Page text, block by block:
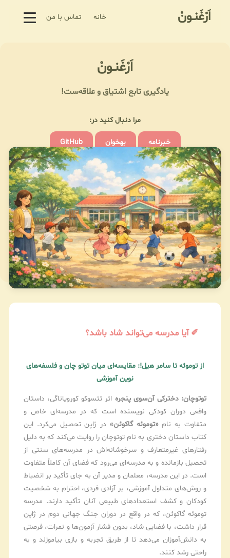
اَرْغَنـونْ خانه تماس با من
اَرْغَنـونْ
یادگیری تابع اشتیاق و علاقه‌ست!
مرا دنبال کنید در:
خبرنامه بهخوان GitHub
✐ آیا مدرسه می‌تواند شاد باشد؟
از توموئه تا سامر هیل!: مقایسه‌ای میان توتو چان و فلسفه‌های
نوین آموزشی
توتوچان: دخترکی آن‌سوی پنجره اثر تتسوکو کورویاناگی، داستان
واقعی دوران کودکی نویسنده است که در مدرسه‌ای خاص و
متفاوت به نام«توموئه گاکوئن» در ژاپن تحصیل می‌کرد. این
کتاب داستان دختری به نام توتوچان را روایت می‌کند که به دلیل
رفتارهای غیرمتعارف و سرخوشانه‌اش در مدرسه‌های سنتی از
تحصیل بازمانده و به مدرسه‌ای می‌رود که فضای آن کاملاً متفاوت
است. در این مدرسه، معلمان و مدیر آن به جای تأکید بر انضباط
و روش‌های متداول آموزشی، بر آزادی فردی، احترام به شخصیت
کودکان و کشف استعدادهای طبیعی آنان تأکید دارند. مدرسه
توموئه گاکوئن، که در واقع در دوران جنگ جهانی دوم در ژاپن
قرار داشت، با فضایی شاد، بدون فشار آزمون‌ها و نمرات، فرصتی
به دانش‌آموزان می‌دهد تا از طریق تجربه و بازی بیاموزند و به
راحتی رشد کنند.